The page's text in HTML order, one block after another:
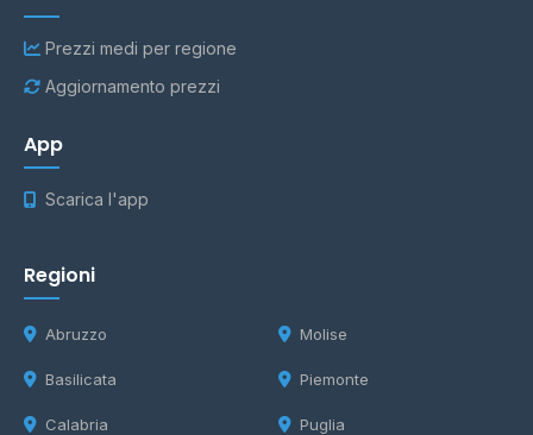
Prezzi medi per regione
Aggiornamento prezzi
App
Scarica l'app
Regioni
Abruzzo
Basilicata
Calabria
Molise
Piemonte
Puglia